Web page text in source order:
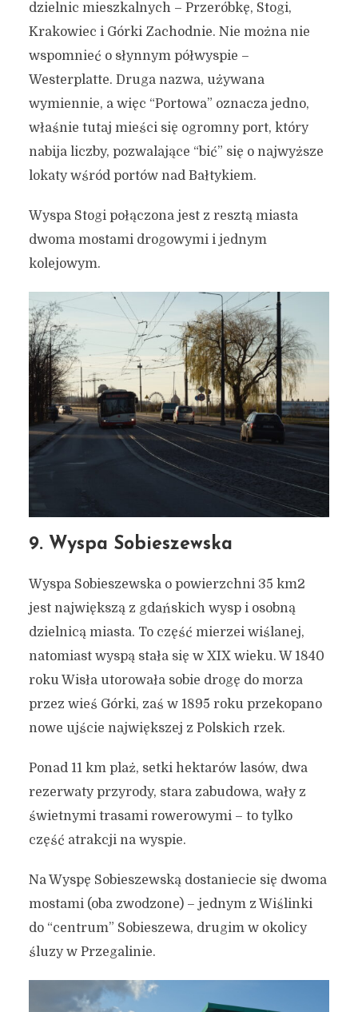
dzielnic mieszkalnych – Przeróbkę, Stogi,
Krakowiec i Górki Zachodnie. Nie można nie
wspomnieć o słynnym półwyspie –
Westerplatte. Druga nazwa, używana
wymiennie, a więc “Portowa” oznacza jedno,
właśnie tutaj mieści się ogromny port, który
nabija liczby, pozwalające “bić” się o najwyższe
lokaty wśród portów nad Bałtykiem.
Wyspa Stogi połączona jest z resztą miasta
dwoma mostami drogowymi i jednym
kolejowym.
9. Wyspa Sobieszewska
Wyspa Sobieszewska o powierzchni 35 km2
jest największą z gdańskich wysp i osobną
dzielnicą miasta. To część mierzei wiślanej,
natomiast wyspą stała się w XIX wieku. W 1840
roku Wisła utorowała sobie drogę do morza
przez wieś Górki, zaś w 1895 roku przekopano
nowe ujście największej z Polskich rzek.
Ponad 11 km plaż, setki hektarów lasów, dwa
rezerwaty przyrody, stara zabudowa, wały z
świetnymi trasami rowerowymi – to tylko
część atrakcji na wyspie.
Na Wyspę Sobieszewską dostaniecie się dwoma
mostami (oba zwodzone) – jednym z Wiślinki
do “centrum” Sobieszewa, drugim w okolicy
śluzy w Przegalinie.